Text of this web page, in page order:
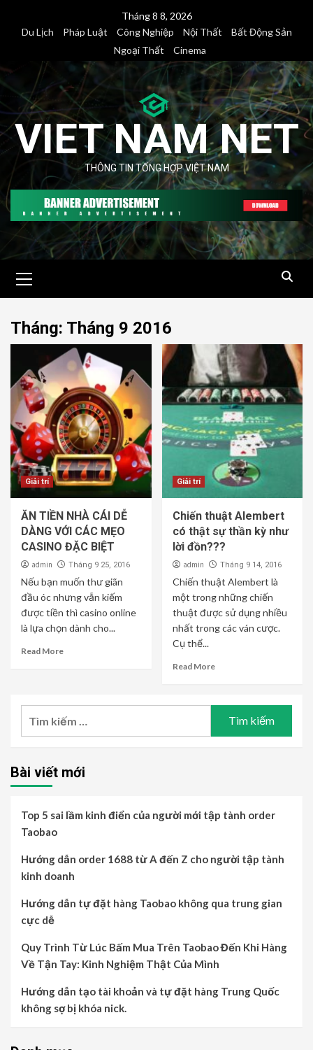
Tháng 8 8, 2026
Du Lịch
Pháp Luật Công Nghiệp Nội Thất
Bất Động Sản
Ngoại Thất
Cinema
VIET NAM NET
THÔNG TIN TỔNG HỢP VIỆT NAM
Menu
Tháng: Tháng 9 2016
Giải trí
ĂN TIỀN NHÀ CÁI DỄ
DÀNG VỚI CÁC MẸO
CASINO ĐẶC BIỆT
admin Tháng 9 25, 2016
Nếu bạn muốn thư giãn
đầu óc nhưng vẫn kiếm
được tiền thì casino online
là lựa chọn dành cho...
Read More
Giải trí
Chiến thuật Alembert
có thật sự thần kỳ như
lời đồn???
admin Tháng 9 14, 2016
Chiến thuật Alembert là
một trong những chiến
thuật được sử dụng nhiều
nhất trong các ván cược.
Cụ thể...
Read More
Bài viết mới
Top 5 sai lầm kinh điển của người mới tập tành order
Taobao
Hướng dẫn order 1688 từ A đến Z cho người tập tành
kinh doanh
Hướng dẫn tự đặt hàng Taobao không qua trung gian
cực dễ
Quy Trình Từ Lúc Bấm Mua Trên Taobao Đến Khi Hàng
Về Tận Tay: Kinh Nghiệm Thật Của Mình
Hướng dẫn tạo tài khoản và tự đặt hàng Trung Quốc
không sợ bị khóa nick.